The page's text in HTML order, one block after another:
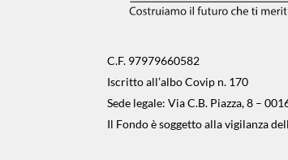
C.F. 97979660582
Iscritto all’albo Covip n. 170
Sede legale: Via C.B. Piazza, 8 –
Il Fondo è soggetto alla vigilanza